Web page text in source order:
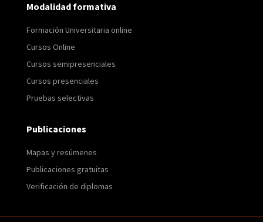
Modalidad formativa
Formación Universitaria online
Cursos Online
Cursos semipresenciales
Cursos presenciales
Pruebas selectivas
Publicaciones
Mapas y resúmenes
Publicaciones gratuitas
Verificación de diplomas